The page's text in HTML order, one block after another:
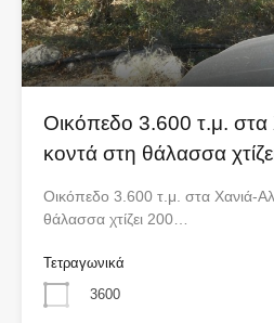
Οικόπεδο 3.600 τ.μ. στα
κοντά στη θάλασσα
Οικόπεδο 3.600 τ.μ. στα Χανιά-
θάλασσα χτίζει 200…
Τετραγωνικά
3600